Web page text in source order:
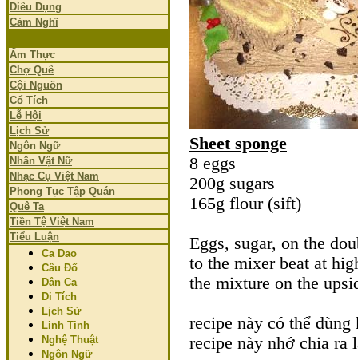
Diêu Dụng
Cảm Nghĩ
Ẩm Thực
Chợ Quê
Cội Nguồn
Cổ Tích
Lễ Hội
Lịch Sử
Ngôn Ngữ
Nhân Vật Nữ
Nhạc Cụ Việt Nam
Phong Tục Tập Quán
Quê Ta
Tiền Tệ Việt Nam
Tiểu Luận
Ca Dao
Câu Đố
Dân Ca
Di Tích
Lịch Sử
Linh Tinh
Nghệ Thuật
Ngôn Ngữ
Sheet sponge
8 eggs
200g sugars
165g flour (sift)
Eggs, sugar, on the
to the mixer beat at
the mixture on the
recipe này có thể
recipe này nhớ chia ra